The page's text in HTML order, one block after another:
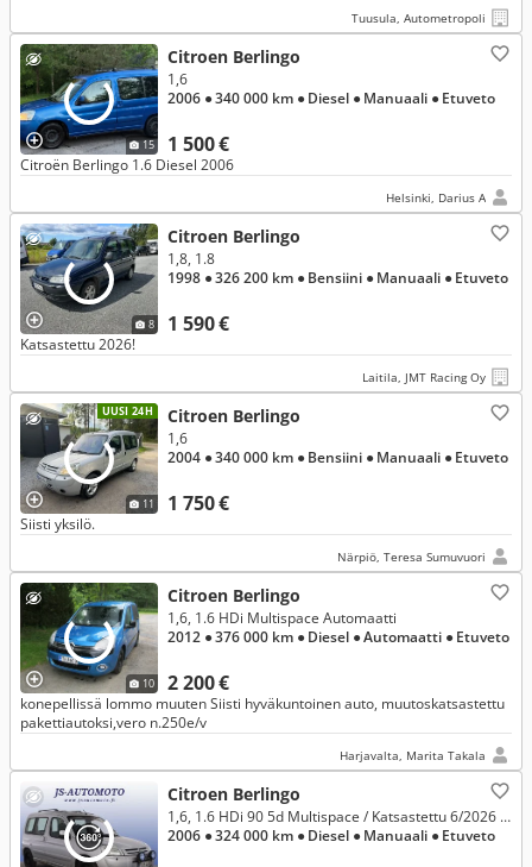
Tuusula, Autometropoli
15
Citroen Berlingo
1 500 €
1,6
2006 ● 340 000 km ● Diesel ● Manuaali ● Etuveto
Citroën Berlingo 1.6 Diesel 2006
Helsinki, Darius A
8
Citroen Berlingo
1 590 €
1,8, 1.8
1998 ● 326 200 km ● Bensiini ● Manuaali ● Etuveto
Katsastettu 2026!
Laitila, JMT Racing Oy
UUSI 24H
11
Citroen Berlingo
1 750 €
1,6
2004 ● 340 000 km ● Bensiini ● Manuaali ● Etuveto
Siisti yksilö.
Närpiö, Teresa Sumuvuori
10
Citroen Berlingo
2 200 €
1,6, 1.6 HDi Multispace Automaatti
2012 ● 376 000 km ● Diesel ● Automaatti ● Etuveto
konepellissä lommo muuten Siisti hyväkuntoinen auto, muutoskatsastettu
pakettiautoksi,vero n.250e/v
Harjavalta, Marita Takala
Citroen Berlingo
1,6, 1.6 HDi 90 5d Multispace / Katsastettu 6/2026 / Ilmastointi / Vetokoukku / 2 x renkaat / Vaihto ja rahoitus
2006 ● 324 000 km ● Diesel ● Manuaali ● Etuveto